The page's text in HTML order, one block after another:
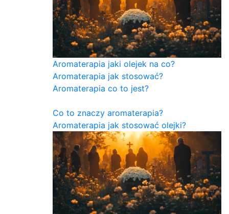
Aromaterapia jaki olejek na co?
Aromaterapia jak stosować?
Aromaterapia co to jest?
Co to znaczy aromaterapia?
Aromaterapia jak stosować olejki?